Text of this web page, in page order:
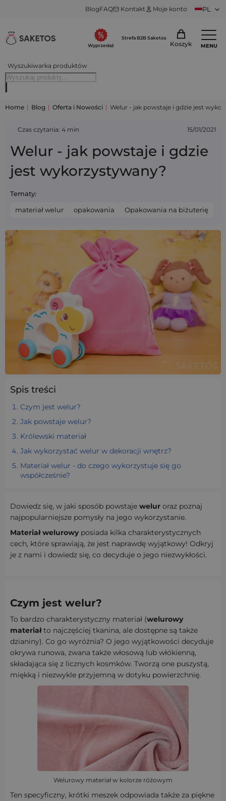
BlogFAQ Kontakt Moje konto PL
Wyszukiwarka produktów
Wyprzedaż
Strefa B2B Saketos
Koszyk MENU
Home | Blog | Oferta i Nowości | Welur - jak powstaje i gdzie jest
Czas czytania: 4 min 15/01/2021
Welur - jak powstaje i gdzie
jest wykorzystywany?
Tematy:
materiał welur opakowania Opakowania na biżuterię
Spis treści
Czym jest welur?
Jak powstaje welur?
Królewski materiał
Jak wykorzystać welur w dekoracji wnętrz?
Materiał welur - do czego wykorzystuje się go
współcześnie?
Dowiedz się, w jaki sposób powstaje welur oraz poznaj
najpopularniejsze pomysły na jego wykorzystanie.
Materiał welurowy posiada kilka charakterystycznych
cech, które sprawiają, że jest naprawdę wyjątkowy! Odkryj
je z nami i dowiedz się, co decyduje o jego niezwykłości.
Czym jest welur?
To bardzo charakterystyczny materiał (welurowy
materiałto najczęściej tkanina, ale dostępne są także
dzianiny). Co go wyróżnia? O jego wyjątkowości decyduje
okrywa runowa, zwana także włosową lub włókienną,
składająca się z licznych kosmków. Tworzą one puszystą,
miękką i niezwykle przyjemną w dotyku powierzchnię.
Welurowy materiał w kolorze różowym
Ten specyficzny, krótki meszek odpowiada także za piękne